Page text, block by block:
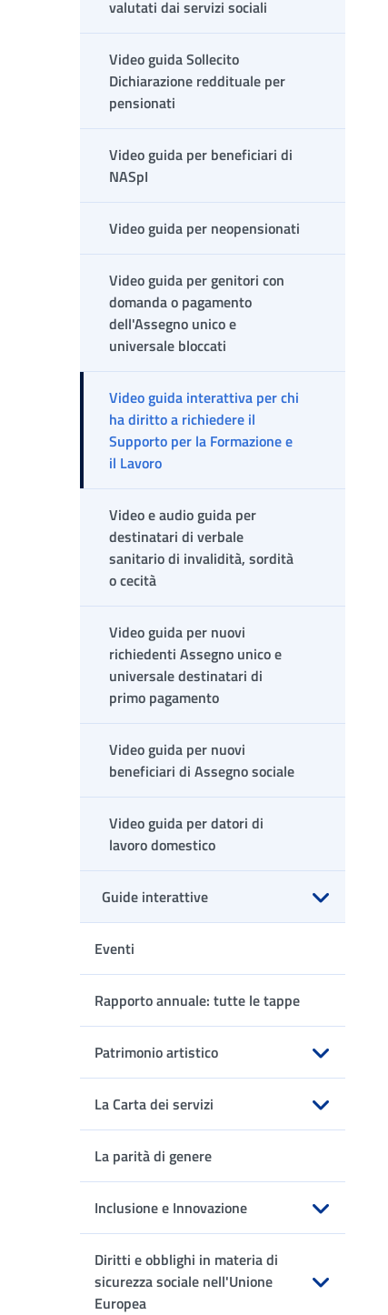
valutati dai servizi sociali
Video guida Sollecito
Dichiarazione reddituale per
pensionati
Video guida per beneficiari di
NASpI
Video guida per neopensionati
Video guida per genitori con
domanda o pagamento
dell'Assegno unico e
universale bloccati
Video guida interattiva per chi
ha diritto a richiedere il
Supporto per la Formazione e
il Lavoro
Video e audio guida per
destinatari di verbale
sanitario di invalidità, sordità
o cecità
Video guida per nuovi
richiedenti Assegno unico e
universale destinatari di
primo pagamento
Video guida per nuovi
beneficiari di Assegno sociale
Video guida per datori di
lavoro domestico
Guide interattive
Apri sottomenu
Eventi
Rapporto annuale: tutte le tappe
Patrimonio artistico
Apri sottomenu
La Carta dei servizi
Apri sottomenu
La parità di genere
Inclusione e Innovazione
Apri sottomenu
Diritti e obblighi in materia di
sicurezza sociale nell'Unione
Europea